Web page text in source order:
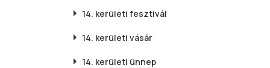
14. kerületi fesztivál
14. kerületi vásár
14. kerületi ünnep